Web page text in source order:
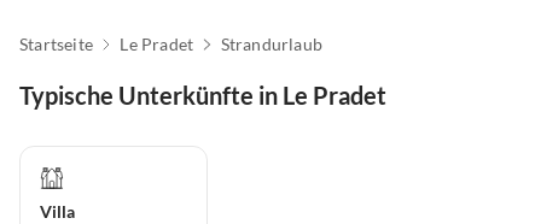
Startseite Le Pradet Strandurlaub
Typische Unterkünfte in Le Pradet
Villa